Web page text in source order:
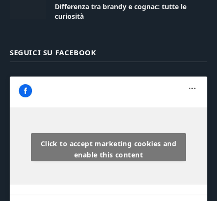
Differenza tra brandy e cognac: tutte le
curiosità
SEGUICI SU FACEBOOK
Click to accept marketing cookies and
enable this content